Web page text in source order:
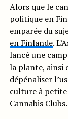
Alors que le
politique en
emparée du
en Finlande.
lancé une
la plante, ainsi
dépénaliser
culture à petite
Cannabis Clubs.